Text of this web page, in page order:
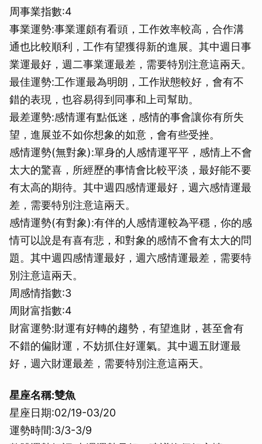
周事業指數:4
事業運勢:事業運頗有看頭，工作效率較高，合作溝
通也比較順利，工作有望獲得新的進展。其中週日事
業運最好，週二事業運最差，需要特別注意這兩天。
最佳運勢:工作運最為明朗，工作狀態較好，會有不
錯的表現，也容易得到同事和上司幫助。
最差運勢:感情運有點低迷，感情的事會讓你有所失
望，進展並不如你想象的如意，會有些受挫。
感情運勢(無對象):單身的人感情運平平，感情上不會
太大的驚喜，所經歷的事情會比較平淡，最好能不要
有太高的期待。其中週四感情運最好，週六感情運最
差，需要特別注意這兩天。
感情運勢(有對象):有伴的人感情運較為平穩，你的感
情可以說是有喜有悲，和對象的感情不會有太大的問
題。其中週四感情運最好，週六感情運最差，需要特
別注意這兩天。
周感情指數:3
周財富指數:4
財富運勢:財運有好轉的趨勢，有望進財，甚至會有
不錯的偏財運，不妨抓住好運氣。其中週五財運最
好，週六財運最差，需要特別注意這兩天。
星座名稱:雙魚
星座日期:02/19-03/20
運勢時間:3/3-3/9